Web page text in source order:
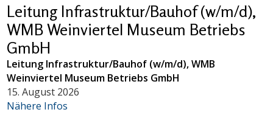
Leitung Infrastruktur/Bauhof (w/m/d),
WMB Weinviertel Museum Betriebs
GmbH
Leitung Infrastruktur/Bauhof (w/m/d), WMB
Weinviertel Museum Betriebs GmbH
15. August 2026
Nähere Infos